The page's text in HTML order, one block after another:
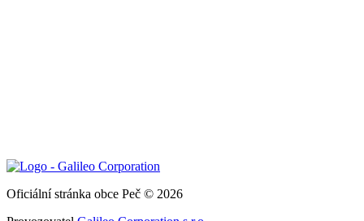
Oficiální stránka obce Peč © 2026